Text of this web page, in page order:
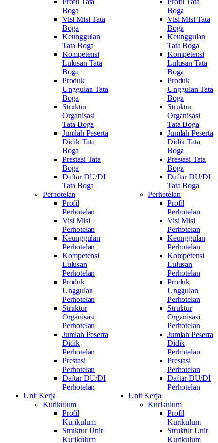
Profil Tata
Boga
Visi Misi Tata
Boga
Keunggulan
Tata Boga
Kompetensi
Lulusan Tata
Boga
Produk
Unggulan Tata
Boga
Struktur
Organisasi
Tata Boga
Jumlah Peserta
Didik Tata
Boga
Prestasi Tata
Boga
Daftar DU/DI
Tata Boga
Perhotelan
Profil
Perhotelan
Visi Misi
Perhotelan
Keunggulan
Perhotelan
Kompetensi
Lulusan
Perhotelan
Produk
Unggulan
Perhotelan
Struktur
Organisasi
Perhotelan
Jumlah Peserta
Didik
Perhotelan
Prestasi
Perhotelan
Daftar DU/DI
Perhotelan
Unit Kerja
Kurikulum
Profil
Kurikulum
Struktur Unit
Kurikulum
Profil Tata
Boga
Visi Misi Tata
Boga
Keunggulan
Tata Boga
Kompetensi
Lulusan Tata
Boga
Produk
Unggulan Tata
Boga
Struktur
Organisasi
Tata Boga
Jumlah Peserta
Didik Tata
Boga
Prestasi Tata
Boga
Daftar DU/DI
Tata Boga
Perhotelan
Profil
Perhotelan
Visi Misi
Perhotelan
Keunggulan
Perhotelan
Kompetensi
Lulusan
Perhotelan
Produk
Unggulan
Perhotelan
Struktur
Organisasi
Perhotelan
Jumlah Peserta
Didik
Perhotelan
Prestasi
Perhotelan
Daftar DU/DI
Perhotelan
Unit Kerja
Kurikulum
Profil
Kurikulum
Struktur Unit
Kurikulum